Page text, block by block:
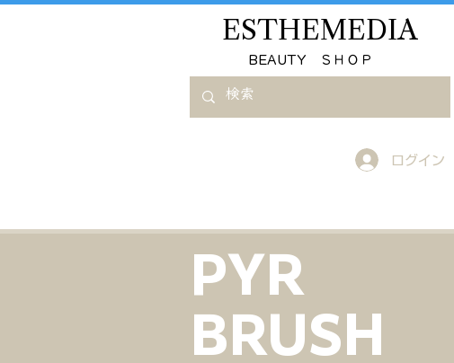
ESTHEMEDIA
​BEAUTY ＳＨＯＰ
ログイン
PYR
BRUSH